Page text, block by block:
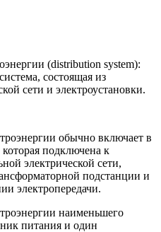
(distribution system):
состоящая из
сети и электроустановки.
обычно включает в
которая подключена к
электрической сети,
подстанции и
электропередачи.
наименьшего
питания и один